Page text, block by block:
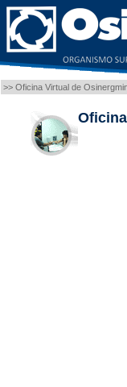
>> Oficina Virtual de